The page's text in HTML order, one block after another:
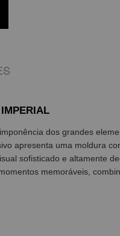
dos grandes
apresenta uma moldura
sofisticado e altamente
memoráveis,